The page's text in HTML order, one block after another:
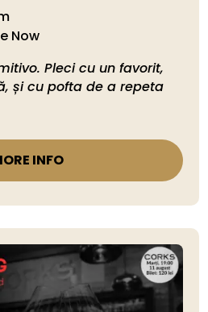
Now
Pleci cu un favorit,
și cu pofta de a repeta
INFO